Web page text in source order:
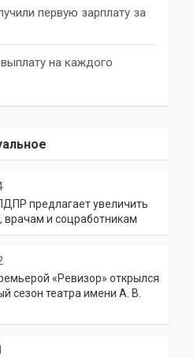
первую зарплату за
на каждого
предлагает увеличить
врачам и соцработникам
«Ревизор» открылся
сезон театра имени А. В.